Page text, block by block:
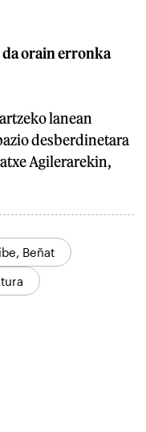
orain erronka
lanean
desberdinetara
Agilerarekin,
Beñat